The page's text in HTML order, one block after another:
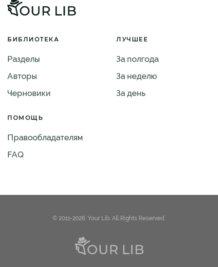
БИБЛИОТЕКА
Разделы
Авторы
Черновики
ЛУЧШЕЕ
За полгода
За неделю
За день
ПОМОЩЬ
Правообладателям
FAQ
© 2011-2026. Your Lib. All Rights Reserved.